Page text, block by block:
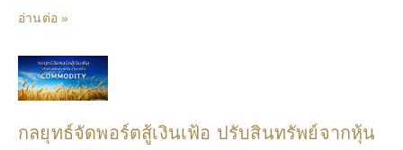
อ่านต่อ »
กลยุทธ์จัดพอร์ตสู้เงินเฟ้อ ปรับสินทรัพย์จากหุ้น